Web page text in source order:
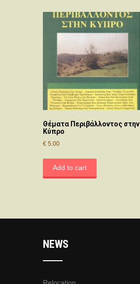
Θέματα Περιβάλλοντος στην
Κύπρο
€ 5.00
Add to cart
NEWS